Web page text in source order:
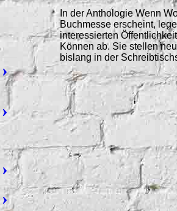
In der Anthologie Wenn
Buchmesse erscheint,
interessierten
Können ab. Sie stellen
bislang in der